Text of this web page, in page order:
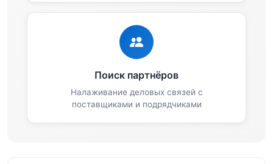
Поиск партнёров
Налаживание деловых связей с
поставщиками и подрядчиками